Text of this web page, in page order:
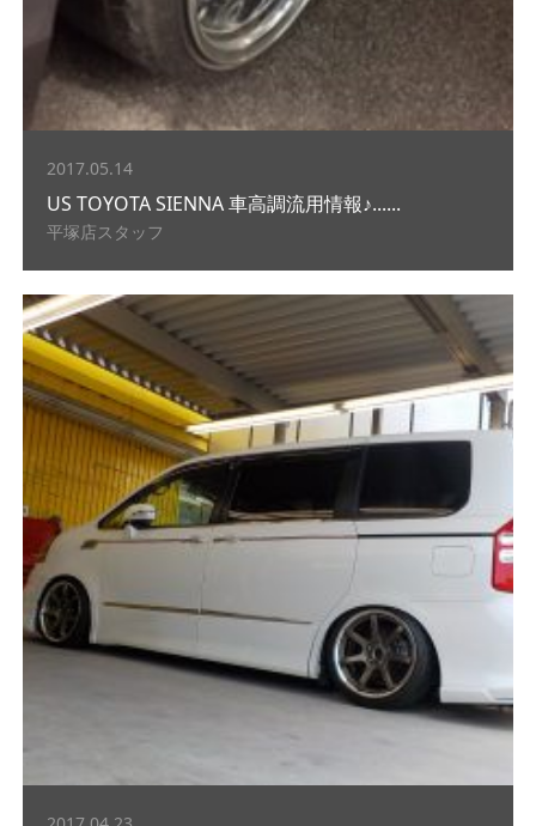
2017.05.14
US TOYOTA SIENNA 車高調流用情報♪......
平塚店スタッフ